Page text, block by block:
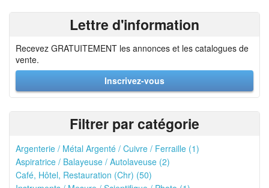
Lettre d'information
Recevez GRATUITEMENT les annonces et les catalogues de
vente.
Inscrivez-vous
Filtrer par catégorie
Argenterie / Métal Argenté / Cuivre / Ferraille (1)
Aspiratrice / Balayeuse / Autolaveuse (2)
Café, Hôtel, Restauration (Chr) (50)